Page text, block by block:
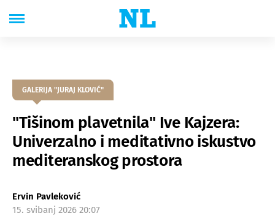
GALERIJA "JURAJ KLOVIĆ"
"Tišinom plavetnila" Ive Kajzera:
Univerzalno i meditativno iskustvo
mediteranskog prostora
Ervin Pavleković
15. svibanj 2026 20:07